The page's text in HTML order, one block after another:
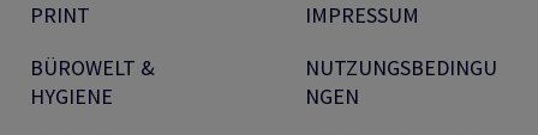
PRINT
BÜROWELT &
HYGIENE
IMPRESSUM
NUTZUNGSBEDINGU
NGEN